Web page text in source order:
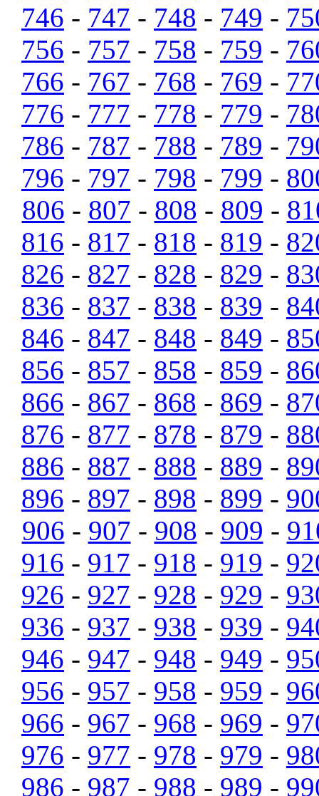
746 - 747 - 748 - 749 -
756 - 757 - 758 - 759 -
766 - 767 - 768 - 769 -
776 - 777 - 778 - 779 -
786 - 787 - 788 - 789 -
796 - 797 - 798 - 799 -
806 - 807 - 808 - 809 -
816 - 817 - 818 - 819 -
826 - 827 - 828 - 829 -
836 - 837 - 838 - 839 -
846 - 847 - 848 - 849 -
856 - 857 - 858 - 859 -
866 - 867 - 868 - 869 -
876 - 877 - 878 - 879 -
886 - 887 - 888 - 889 -
896 - 897 - 898 - 899 -
906 - 907 - 908 - 909 -
916 - 917 - 918 - 919 -
926 - 927 - 928 - 929 -
936 - 937 - 938 - 939 -
946 - 947 - 948 - 949 -
956 - 957 - 958 - 959 -
966 - 967 - 968 - 969 -
976 - 977 - 978 - 979 -
986 - 987 - 988 - 989 -